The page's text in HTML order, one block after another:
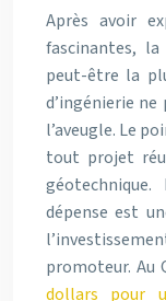
Après avoir
fascinantes,
peut-être la
d’ingénierie
l’aveugle. Le
tout projet
dépense est
promoteur. Au
dollars pour